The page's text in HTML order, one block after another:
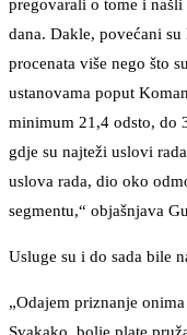
pregovarali o tome i
dana. Dakle, povećani
procenata više nego što
ustanovama poput
minimum 21,4 odsto, do
gdje su najteži uslovi
uslova rada, dio oko
segmentu,“ objašnjava
Usluge su i do sada bile
„Odajem priznanje